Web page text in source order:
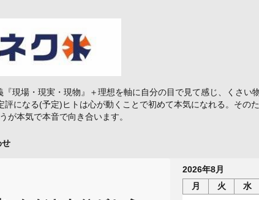
現場・現実・現物』＋理想を軸に自分の目で見て感じ、くさい
になる(予定)ヒトは心が動くことで初めて本気になれる。その
が本気で本音で向き合います。
せ
2026年8月
月
火 水